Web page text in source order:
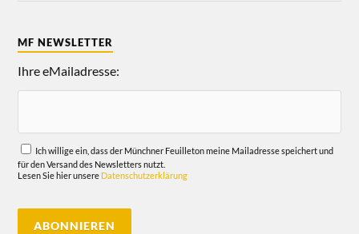
MF NEWSLETTER
Ihre eMailadresse:
Ich willige ein, dass der Münchner Feuilleton meine Mailadresse speichert und
für den Versand des Newsletters nutzt.
Lesen Sie hier unsere Datenschutzerklärung